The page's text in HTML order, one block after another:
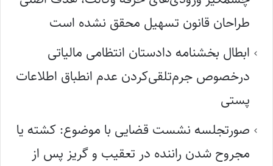
طراحان قانون تسهیل محقق نشده است
ابطال بخشنامه دادستان انتظامی مالیاتی
درخصوص جرم‌تلقی‌کردن عدم انطباق اطلاعات
پستی
صورتجلسه نشست قضایی با موضوع: کشته یا
مجروح شدن راننده در تعقیب و گریز پس از